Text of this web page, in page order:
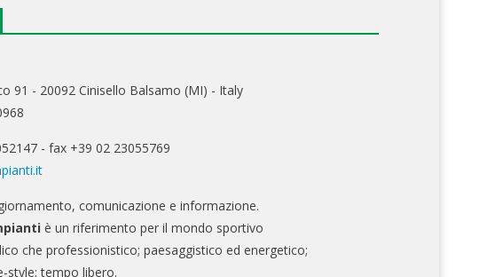
91 - 20092 Cinisello Balsamo (MI) - Italy
- fax +39 02 23055769
comunicazione e informazione.
è un riferimento per il mondo sportivo
che professionistico; paesaggistico ed energetico;
style; tempo libero.